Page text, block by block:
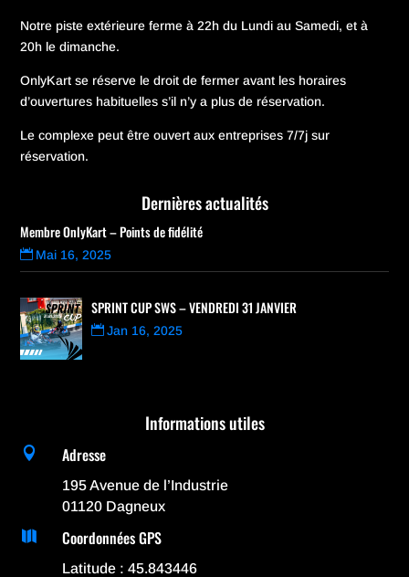
Notre piste extérieure ferme à 22h du Lundi au Samedi, et à
20h le dimanche.
OnlyKart se réserve le droit de fermer avant les horaires
d’ouvertures habituelles s’il n’y a plus de réservation.
Le complexe peut être ouvert aux entreprises 7/7j sur
réservation.
Dernières actualités
Membre OnlyKart – Points de fidélité
Mai 16, 2025
SPRINT CUP SWS – VENDREDI 31 JANVIER
Jan 16, 2025
Informations utiles
 Adresse
195 Avenue de l’Industrie
01120 Dagneux
 Coordonnées GPS
Latitude : 45.843446